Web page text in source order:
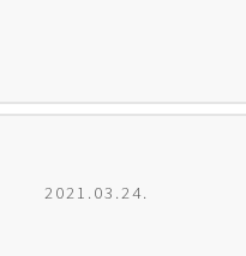
2021.03.24.